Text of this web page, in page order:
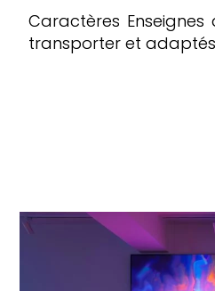
Caractères
transporter et